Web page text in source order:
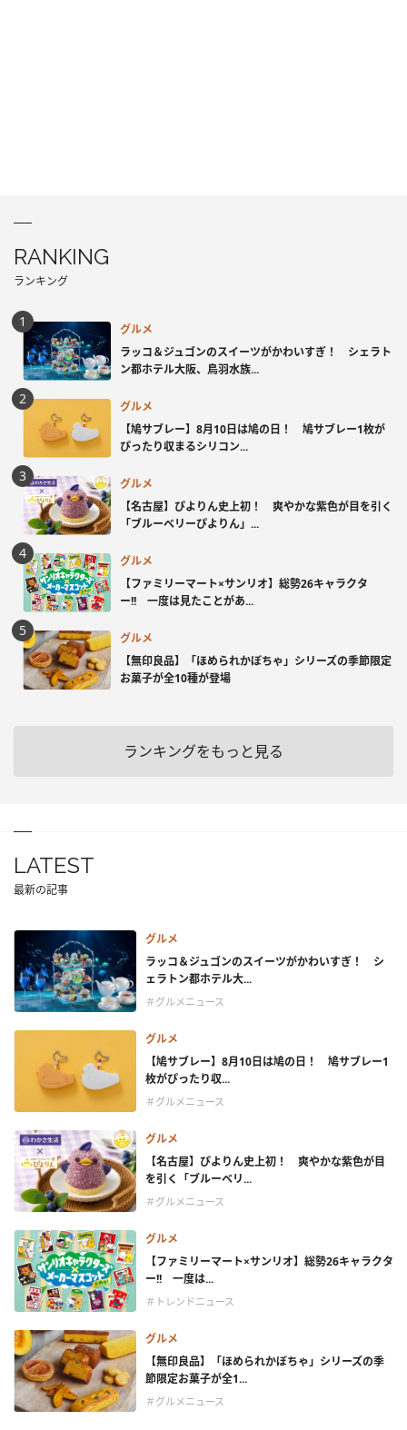
RANKING
ランキング
グルメ
ラッコ＆ジュゴンのスイーツがかわいすぎ！ シェラト
ン都ホテル大阪、鳥羽水族...
グルメ
【鳩サブレー】8月10日は鳩の日！ 鳩サブレー1枚が
ぴったり収まるシリコン...
グルメ
【名古屋】ぴよりん史上初！ 爽やかな紫色が目を引く
「ブルーベリーぴよりん」...
グルメ
【ファミリーマート×サンリオ】総勢26キャラクタ
ー!! 一度は見たことがあ...
グルメ
【無印良品】「ほめられかぼちゃ」シリーズの季節限定
お菓子が全10種が登場
ランキングをもっと見る
LATEST
最新の記事
グルメ
ラッコ＆ジュゴンのスイーツがかわいすぎ！ シ
ェラトン都ホテル大...
＃グルメニュース
グルメ
【鳩サブレー】8月10日は鳩の日！ 鳩サブレー1
枚がぴったり収...
＃グルメニュース
グルメ
【名古屋】ぴよりん史上初！ 爽やかな紫色が目
を引く「ブルーベリ...
＃グルメニュース
グルメ
【ファミリーマート×サンリオ】総勢26キャラクタ
ー!! 一度は...
＃トレンドニュース
グルメ
【無印良品】「ほめられかぼちゃ」シリーズの季
節限定お菓子が全1...
＃グルメニュース